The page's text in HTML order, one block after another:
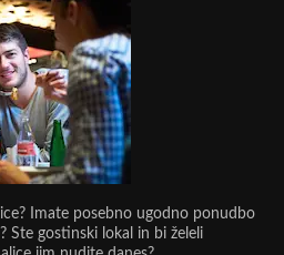
Imate posebno ugodno ponudbo
Ste gostinski lokal in bi želeli